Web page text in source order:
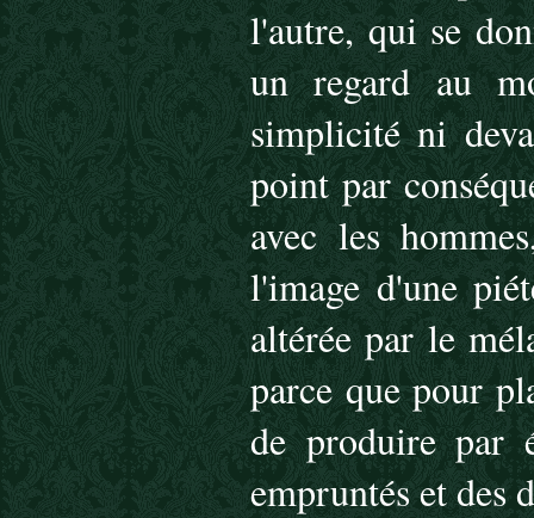
l'autre, qui se
un regard au
simplicité ni
point par
avec les
l'image d'une
altérée par le
parce que pour
de produire par
empruntés et des